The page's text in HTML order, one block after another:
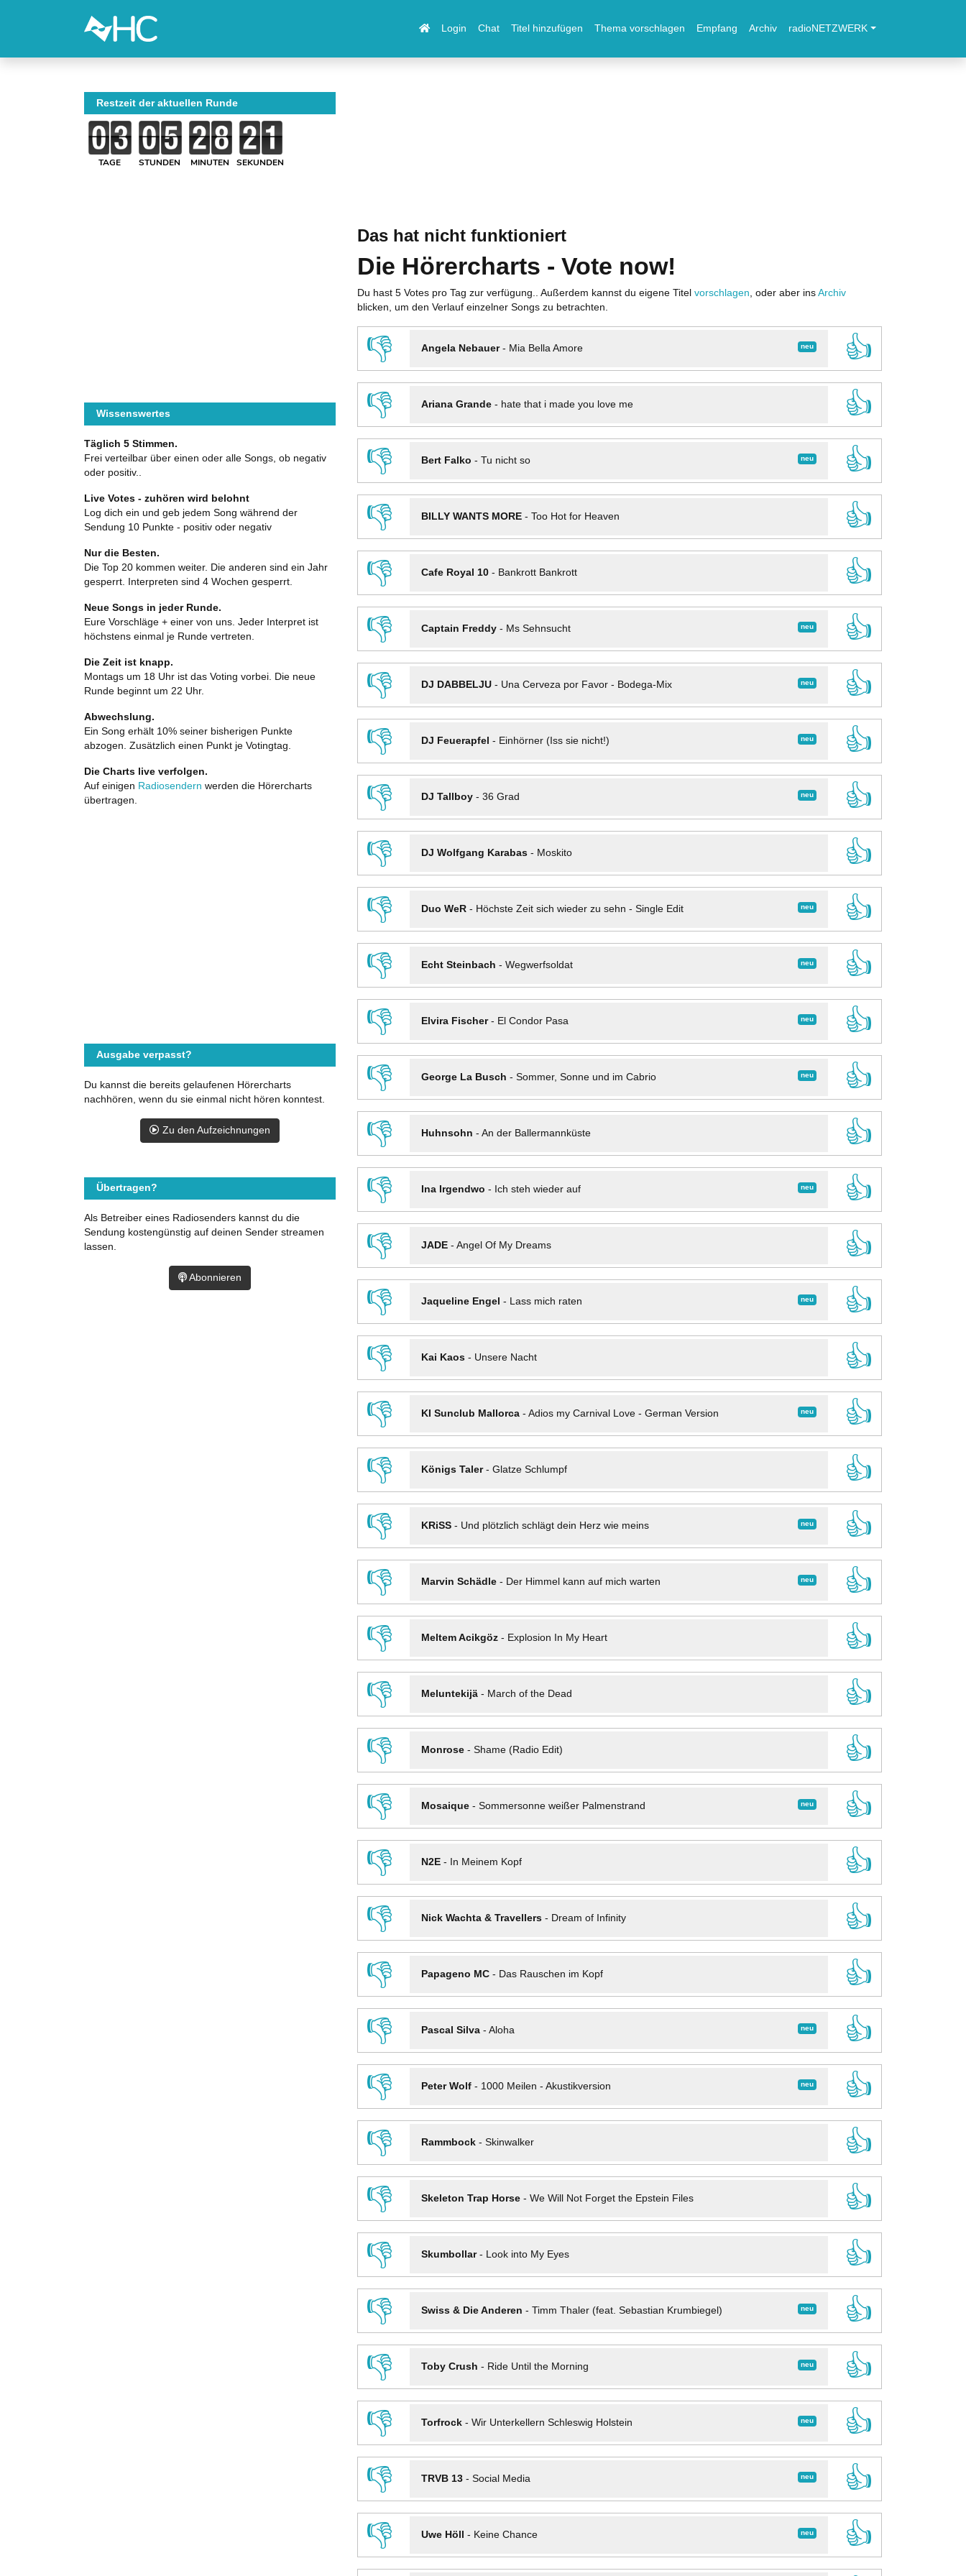
Login Chat Titel hinzufügen Thema vorschlagen Empfang Archiv radioNETZWERK
Das hat nicht funktioniert
Die Hörercharts - Vote now!
Du hast 5 Votes pro Tag zur verfügung.. Außerdem kannst du eigene Titel vorschlagen , oder aber ins Archiv
blicken, um den Verlauf einzelner Songs zu betrachten.
👎 neu
Angela Nebauer- Mia Bella Amore
👍
👎
Ariana Grande- hate that i made you love me
👍
👎
neu
Bert Falko - Tu nicht so
👍
👎
BILLY WANTS MORE- Too Hot for Heaven
👍
👎
Cafe Royal 10- Bankrott Bankrott
👍
👎
neu
Captain Freddy- Ms Sehnsucht
👍
👎
neu
DJ DABBELJU- Una Cerveza por Favor - Bodega-Mix
👍
👎
neu
DJ Feuerapfel - Einhörner (Iss sie nicht!)
👍
👎
neu
DJ Tallboy- 36 Grad
👍
👎
DJ Wolfgang Karabas- Moskito
👍
👎
neu
Duo WeR- Höchste Zeit sich wieder zu sehn - Single Edit
👍
👎
neu
Echt Steinbach - Wegwerfsoldat
👍
👎
neu
Elvira Fischer- El Condor Pasa
👍
👎
neu
George La Busch - Sommer, Sonne und im Cabrio
👍
👎
Huhnsohn - An der Ballermannküste
👍
👎
neu
Ina Irgendwo - Ich steh wieder auf
👍
👎
JADE- Angel Of My Dreams
👍
👎
neu
Jaqueline Engel - Lass mich raten
👍
👎
Kai Kaos- Unsere Nacht
👍
👎
neu
KI Sunclub Mallorca- Adios my Carnival Love - German Version
👍
👎
Königs Taler- Glatze Schlumpf
👍
👎
neu
KRiSS- Und plötzlich schlägt dein Herz wie meins
👍
👎
neu
Marvin Schädle- Der Himmel kann auf mich warten
👍
👎
Meltem Acikgöz- Explosion In My Heart
👍
👎
Meluntekijä- March of the Dead
👍
👎
Monrose- Shame (Radio Edit)
👍
👎
neu
Mosaique- Sommersonne weißer Palmenstrand
👍
👎
N2E- In Meinem Kopf
👍
👎
Nick Wachta & Travellers- Dream of Infinity
👍
👎
Papageno MC- Das Rauschen im Kopf
👍
👎
neu
Pascal Silva- Aloha
👍
👎
neu
Peter Wolf- 1000 Meilen - Akustikversion
👍
👎
Rammbock- Skinwalker
👍
👎
Skeleton Trap Horse- We Will Not Forget the Epstein Files
👍
👎
Skumbollar- Look into My Eyes
👍
👎
neu
Swiss & Die Anderen - Timm Thaler (feat. Sebastian Krumbiegel)
👍
👎
neu
Toby Crush - Ride Until the Morning
👍
👎
neu
Torfrock- Wir Unterkellern Schleswig Holstein
👍
👎
neu
TRVB 13- Social Media
👍
👎
neu
Uwe Höll - Keine Chance
👍
Restzeit der aktuellen Runde
TAGE STUNDEN MINUTEN SEKUNDEN
Wissenswertes
Täglich 5 Stimmen.
Frei verteilbar über einen oder alle Songs, ob negativ
oder positiv..
Live Votes - zuhören wird belohnt
Log dich ein und geb jedem Song während der
Sendung 10 Punkte - positiv oder negativ
Nur die Besten.
Die Top 20 kommen weiter. Die anderen sind ein Jahr
gesperrt. Interpreten sind 4 Wochen gesperrt.
Neue Songs in jeder Runde.
Eure Vorschläge + einer von uns. Jeder Interpret ist
höchstens einmal je Runde vertreten.
Die Zeit ist knapp.
Montags um 18 Uhr ist das Voting vorbei. Die neue
Runde beginnt um 22 Uhr.
Abwechslung.
Ein Song erhält 10% seiner bisherigen Punkte
abzogen. Zusätzlich einen Punkt je Votingtag.
Die Charts live verfolgen.
Auf einigen Radiosendern werden die Hörercharts
übertragen.
Ausgabe verpasst?
Du kannst die bereits gelaufenen Hörercharts
nachhören, wenn du sie einmal nicht hören konntest.
Zu den Aufzeichnungen
Übertragen?
Als Betreiber eines Radiosenders kannst du die
Sendung kostengünstig auf deinen Sender streamen
lassen.
Abonnieren